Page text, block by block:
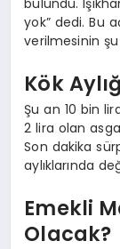
bulundu.
yok” dedi. Bu
verilmesinin
Kök
Şu an 10 bin
2 lira olan
Son dakika
aylıklarında
Emekli
Olacak?